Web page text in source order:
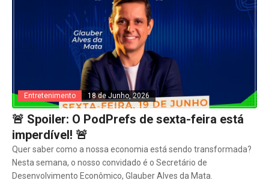
Entretenimento 18 de Junho, 2026
🚨 Spoiler: O PodPrefs de sexta-feira está
imperdível! 🚨
Quer saber como a nossa economia está sendo transformada?
Nesta semana, o nosso convidado é o Secretário de
Desenvolvimento Econômico, Glauber Alves da Mata.